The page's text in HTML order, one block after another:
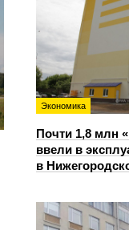
Экономика
Почти 1,8 млн
ввели в
в